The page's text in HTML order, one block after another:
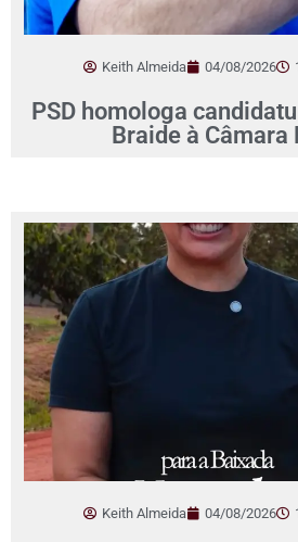
Keith Almeida 04/08/2026
PSD homologa
Braide à Câmara
Keith Almeida 04/08/2026